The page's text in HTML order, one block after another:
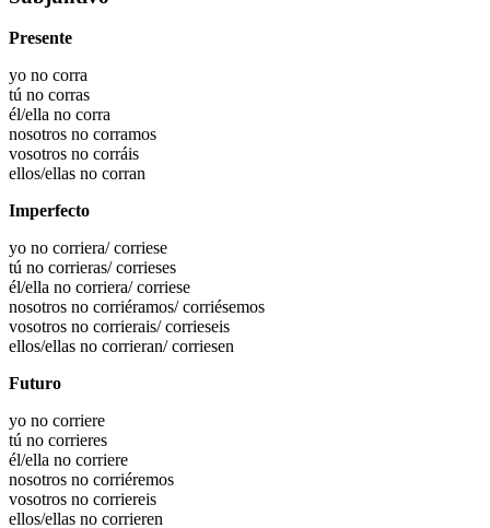
Presente
yo no corra
tú no corras
él/ella no corra
nosotros no corramos
vosotros no corráis
ellos/ellas no corran
Imperfecto
yo no corriera/ corriese
tú no corrieras/ corrieses
él/ella no corriera/ corriese
nosotros no corriéramos/ corriésemos
vosotros no corrierais/ corrieseis
ellos/ellas no corrieran/ corriesen
Futuro
yo no corriere
tú no corrieres
él/ella no corriere
nosotros no corriéremos
vosotros no corriereis
ellos/ellas no corrieren